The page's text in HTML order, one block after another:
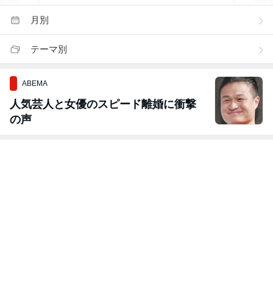
月別
テーマ別
ABEMA
人気芸人と女優のスピード離婚に衝撃
の声